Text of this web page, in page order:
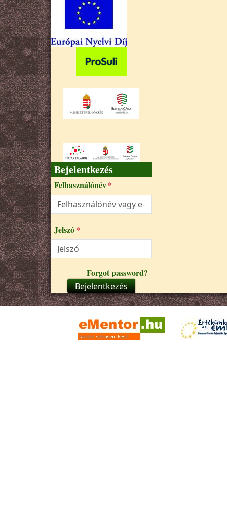
Bejelentkezés
Felhasználónév
Jelszó
Forgot password?
Bejelentkezés